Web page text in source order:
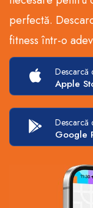
perfectă.
fitness într-o
Descarcă
Apple
Descarcă
Google